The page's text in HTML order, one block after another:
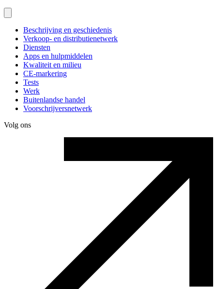
Beschrijving en geschiedenis
Verkoop- en distributienetwerk
Diensten
Apps en hulpmiddelen
Kwaliteit en milieu
CE-markering
Tests
Werk
Buitenlandse handel
Voorschrijversnetwerk
Volg ons